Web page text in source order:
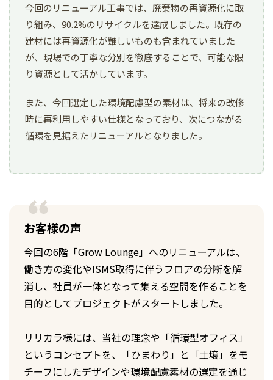
今回のリニューアル工事では、廃棄物の再資源化に取
り組み、90.2%のリサイクルを達成しました。既存の
建材には再資源化が難しいものも含まれていました
が、現場での丁寧な分別を徹底することで、可能な限
り資源として活かしています。
また、今回選定した環境配慮型の素材は、将来の改修
時に再利用しやすい仕様となっており、次につながる
循環を見据えたリニューアルとなりました。
お客様の声
今回の6階「Grow Lounge」へのリニューアルは、
働き方の変化やISMS取得に伴うフロアの分断を解
消し、社員が一体となって集える空間を作ることを
目的としてプロジェクトがスタートしました。
リリカラ様には、当社の理念や「循環型オフィス」
というコンセプトを、「ひまわり」と「土壌」をモ
チーフにしたデザインや環境配慮素材の選定を通じ